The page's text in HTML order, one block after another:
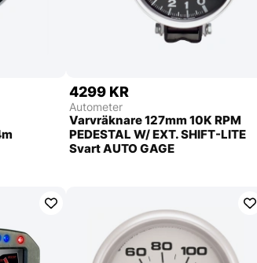
4299 KR
Autometer
Varvräknare 127mm 10K RPM
PEDESTAL W/ EXT. SHIFT-LITE
Svart AUTO GAGE